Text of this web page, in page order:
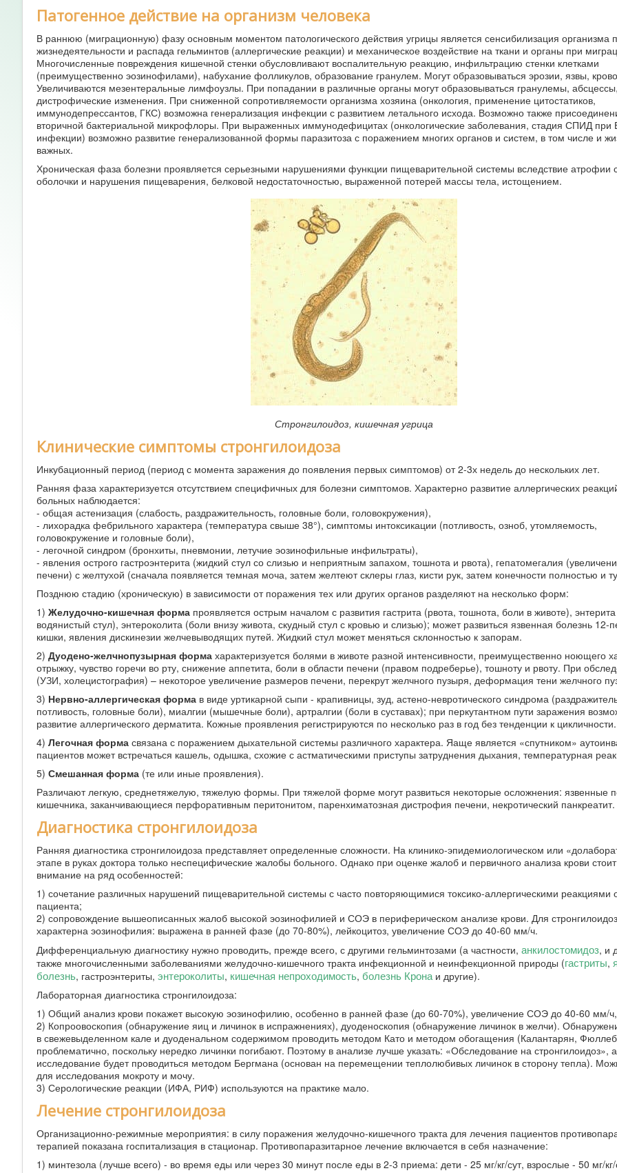
Патогенное действие на организм человека
В раннюю (миграционную) фазу основным моментом патологического действия угрицы является сенсибилизация организма
жизнедеятельности и распада гельминтов (аллергические реакции) и механическое воздействие на ткани и органы при
Многочисленные повреждения кишечной стенки обусловливают воспалительную реакцию, инфильтрацию стенки клетками
(преимущественно эозинофилами), набухание фолликулов, образование гранулем. Могут образовываться эрозии, язвы,
Увеличиваются мезентеральные лимфоузлы. При попадании в различные органы могут образовываться гранулемы,
дистрофические изменения. При сниженной сопротивляемости организма хозяина (онкология, применение цитостатиков,
иммунодепрессантов, ГКС) возможна генерализация инфекции с развитием летального исхода. Возможно также
вторичной бактериальной микрофлоры. При выраженных иммунодефицитах (онкологические заболевания, стадия СПИД при
инфекции) возможно развитие генерализованной формы паразитоза с поражением многих органов и систем, в том числе и
важных.
Хроническая фаза болезни проявляется серьезными нарушениями функции пищеварительной системы вследствие атрофии
оболочки и нарушения пищеварения, белковой недостаточностью, выраженной потерей массы тела, истощением.
Стронгилоидоз, кишечная угрица
Клинические симптомы стронгилоидоза
Инкубационный период (период с момента заражения до появления первых симптомов) от 2-3х недель до нескольких лет.
Ранняя фаза характеризуется отсутствием специфичных для болезни симптомов. Характерно развитие аллергических
больных наблюдается:
- общая астенизация (слабость, раздражительность, головные боли, головокружения),
- лихорадка фебрильного характера (температура свыше 38°), симптомы интоксикации (потливость, озноб, утомляемость,
головокружение и головные боли),
- легочной синдром (бронхиты, пневмонии, летучие эозинофильные инфильтраты),
- явления острого гастроэнтерита (жидкий стул со слизью и неприятным запахом, тошнота и рвота), гепатомегалия
печени) с желтухой (сначала появляется темная моча, затем желтеют склеры глаз, кисти рук, затем конечности полностью и
Позднюю стадию (хроническую) в зависимости от поражения тех или других органов разделяют на несколько форм:
1) Желудочно-кишечная формапроявляется острым началом с развития гастрита (рвота, тошнота, боли в животе),
водянистый стул), энтероколита (боли внизу живота, скудный стул с кровью и слизью); может развиться язвенная болезнь 12-
кишки, явления дискинезии желчевыводящих путей. Жидкий стул может меняться склонностью к запорам.
2) Дуодено-желчнопузырная формахарактеризуется болями в животе разной интенсивности, преимущественно ноющего
отрыжку, чувство горечи во рту, снижение аппетита, боли в области печени (правом подреберье), тошноту и рвоту. При
(УЗИ, холецистография) – некоторое увеличение размеров печени, перекрут желчного пузыря, деформация тени желчного
3) Нервно-аллергическая формав виде уртикарной сыпи - крапивницы, зуд, астено-невротического синдрома
потливость, головные боли), миалгии (мышечные боли), артралгии (боли в суставах); при перкутантном пути заражения
развитие аллергического дерматита. Кожные проявления регистрируются по несколько раз в год без тенденции к цикличности.
4) Легочная формасвязана с поражением дыхательной системы различного характера. Яаще является «спутником»
пациентов может встречаться кашель, одышка, схожие с астматическими приступы затруднения дыхания, температурная
5) Смешанная форма(те или иные проявления).
Различают легкую, среднетяжелую, тяжелую формы. При тяжелой форме могут развиться некоторые осложнения: язвенные
кишечника, заканчивающиеся перфоративным перитонитом, паренхиматозная дистрофия печени, некротический панкреатит.
Диагностика стронгилоидоза
Ранняя диагностика стронгилоидоза представляет определенные сложности. На клинико-эпидемиологическом или
этапе в руках доктора только неспецифические жалобы больного. Однако при оценке жалоб и первичного анализа крови
внимание на ряд особенностей:
1) сочетание различных нарушений пищеварительной системы с часто повторяющимися токсико-аллергическими реакциями
пациента;
2) сопровождение вышеописанных жалоб высокой эозинофилией и СОЭ в периферическом анализе крови. Для
характерна эозинофилия: выражена в ранней фазе (до 70-80%), лейкоцитоз, увеличение СОЭ до 40-60 мм/ч.
Дифференциальную диагностику нужно проводить, прежде всего, с другими гельминтозами (а частности, анкилостомидоз, и
также многочисленными заболеваниями желудочно-кишечного тракта инфекционной и неинфекционной природы (гастриты,
болезнь, гастроэнтериты, энтероколиты, кишечная непроходимость, болезнь Кронаи другие).
Лабораторная диагностика стронгилоидоза:
1) Общий анализ крови покажет высокую эозинофилию, особенно в ранней фазе (до 60-70%), увеличение СОЭ до 40-60 мм/
2) Копроовоскопия (обнаружение яиц и личинок в испражнениях), дуоденоскопия (обнаружение личинок в желчи).
в свежевыделенном кале и дуоденальном содержимом проводить методом Като и методом обогащения (Калантарян,
проблематично, поскольку нередко личинки погибают. Поэтому в анализе лучше указать: «Обследование на стронгилоидоз», а
исследование будет проводиться методом Бергмана (основан на перемещении теплолюбивых личинок в сторону тепла).
для исследования мокроту и мочу.
3) Серологические реакции (ИФА, РИФ) используются на практике мало.
Лечение стронгилоидоза
Организационно-режимные мероприятия: в силу поражения желудочно-кишечного тракта для лечения пациентов
терапией показана госпитализация в стационар. Противопаразитарное лечение включается в себя назначение:
1) минтезола (лучше всего) - во время еды или через 30 минут после еды в 2-3 приема: дети - 25 мг/кг/сут, взрослые - 50 мг/кг/